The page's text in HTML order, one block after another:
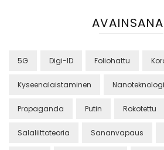
5G Digi-ID Foliohattu
Kyseenalaistaminen
Propaganda Putin Rokotettu
Salaliittoteoria Sananvapaus